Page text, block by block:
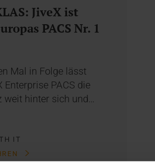
JiveX ist
PACS Nr. 1
Mal in Folge lässt
Enterprise PACS die
weit hinter sich und…
IT